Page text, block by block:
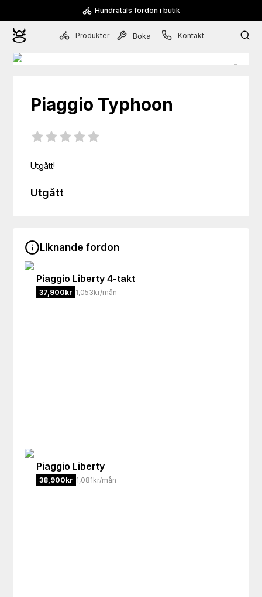
Hundratals fordon i butik
Produkter Boka Kontakt
Piaggio Typhoon
Utgått!
Utgått
Liknande fordon
Piaggio Liberty 4-takt
37,900kr 1,053kr/mån
Piaggio Liberty
38,900kr 1,081kr/mån